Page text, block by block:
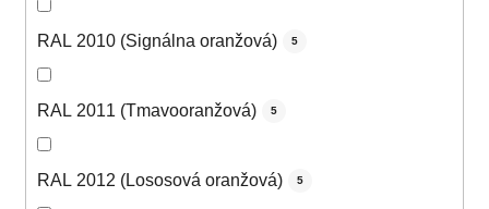
RAL 2010 (Signálna oranžová) 5
RAL 2011 (Tmavooranžová) 5
RAL 2012 (Lososová oranžová) 5